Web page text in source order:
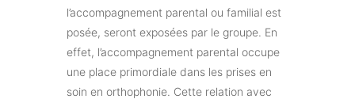
l’accompagnement parental ou familial est
posée, seront exposées par le groupe. En
effet, l’accompagnement parental occupe
une place primordiale dans les prises en
soin en orthophonie. Cette relation avec